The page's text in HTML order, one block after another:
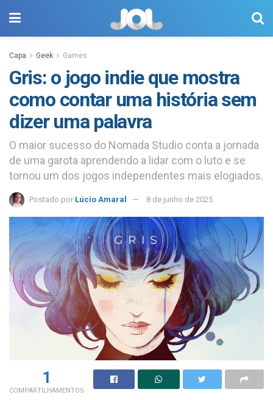
Capa Geek Games
Gris: o jogo indie que mostra
como contar uma história sem
dizer uma palavra
O maior sucesso do Nomada Studio conta a jornada
de uma garota aprendendo a lidar com o luto e se
tornou um dos jogos independentes mais elogiados.
Postado por Lúcio Amaral 8 de junho de 2025
1
COMPARTILHAMENTOS